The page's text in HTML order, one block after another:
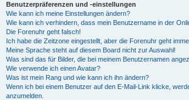
Benutzerpräferenzen und -einstellungen
Wie kann ich meine Einstellungen ändern?
Wie kann ich verhindern, dass mein Benutzername in der
Die Forenuhr geht falsch!
Ich habe die Zeitzone eingestellt, aber die Forenuhr geht
Meine Sprache steht auf diesem Board nicht zur Auswahl!
Was sind das für Bilder, die bei meinem Benutzernamen
Wie verwende ich einen Avatar?
Was ist mein Rang und wie kann ich ihn ändern?
Wenn ich bei einem Benutzer auf den E-Mail-Link klicke,
anzumelden.